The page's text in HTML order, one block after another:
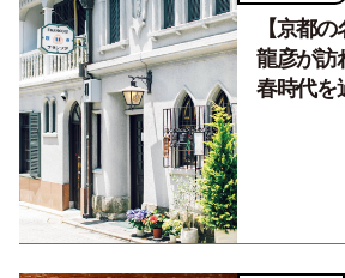
【京都
龍彦が訪
春時代を